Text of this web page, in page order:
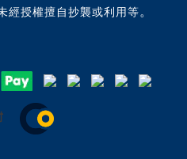
經授權擅自抄襲或利用等。